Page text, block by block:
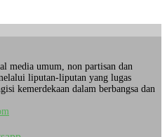
media umum, non partisan dan
liputan-liputan yang lugas
kemerdekaan dalam berbangsa dan